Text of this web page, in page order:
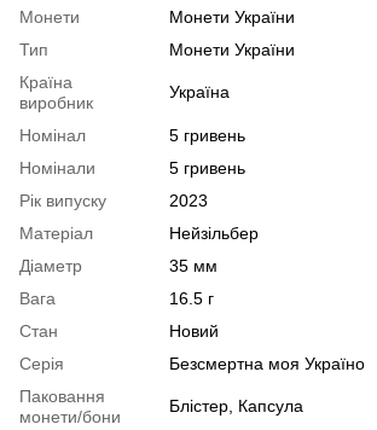
Монети
Монети України
Тип
Монети України
Країна
виробник
Україна
Номінал
5 гривень
Номінали
5 гривень
Рік випуску
2023
Матеріал
Нейзільбер
Діаметр
35 мм
Вага
16.5 г
Стан
Новий
Серія
Безсмертна моя Україно
Паковання
монети/бони
Блістер, Капсула